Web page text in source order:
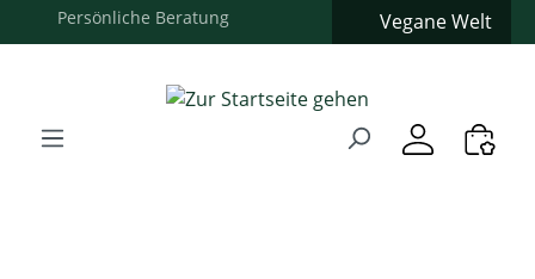
Zum Hauptinhalt springen
Zur Hauptnavigation springen
Vegane Welt